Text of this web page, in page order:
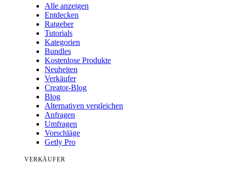
Alle anzeigen
Entdecken
Ratgeber
Tutorials
Kategorien
Bundles
Kostenlose Produkte
Neuheiten
Verkäufer
Creator-Blog
Blog
Alternativen vergleichen
Anfragen
Umfragen
Vorschläge
Getly Pro
VERKÄUFER